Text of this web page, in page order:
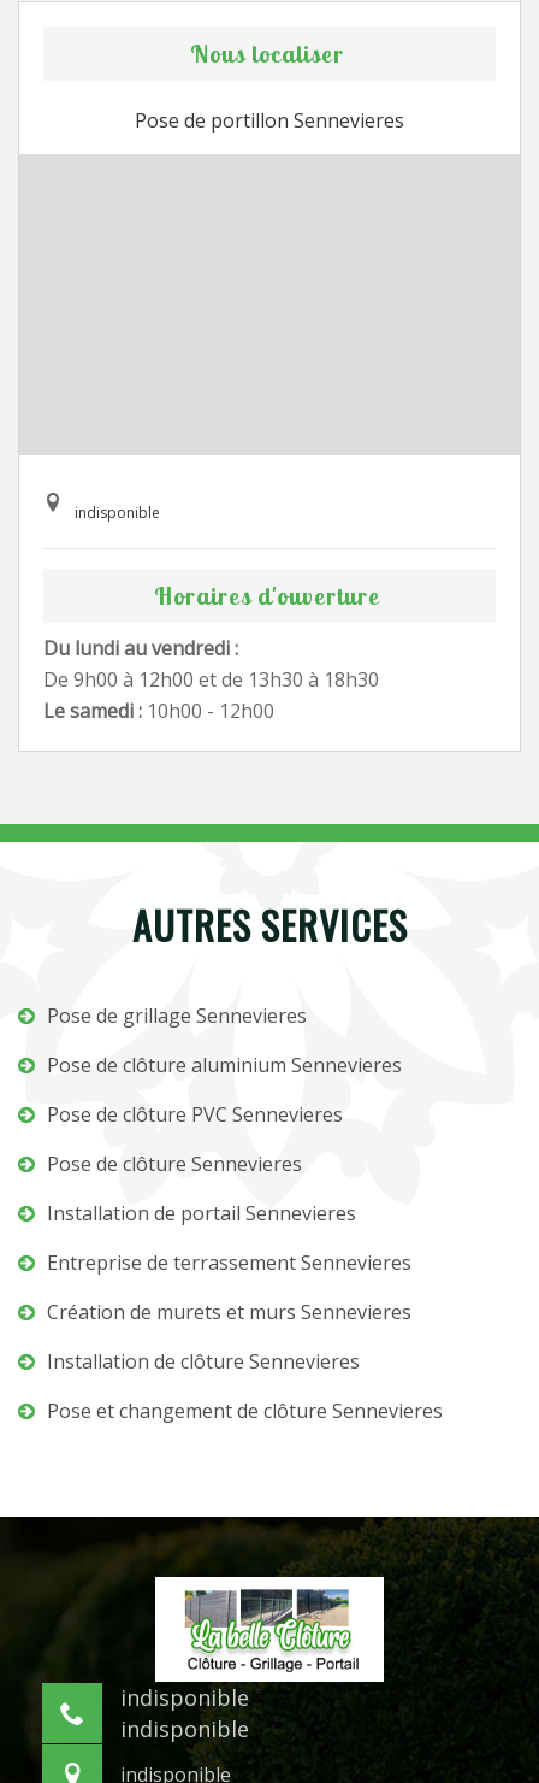
Nous localiser
Pose de portillon Sennevieres
indisponible
Horaires d'ouverture
Du lundi au vendredi :
De 9h00 à 12h00 et de 13h30 à 18h30
Le samedi : 10h00 - 12h00
AUTRES SERVICES
Pose de grillage Sennevieres
Pose de clôture aluminium Sennevieres
Pose de clôture PVC Sennevieres
Pose de clôture Sennevieres
Installation de portail Sennevieres
Entreprise de terrassement Sennevieres
Création de murets et murs Sennevieres
Installation de clôture Sennevieres
Pose et changement de clôture Sennevieres
indisponible
indisponible
indisponible